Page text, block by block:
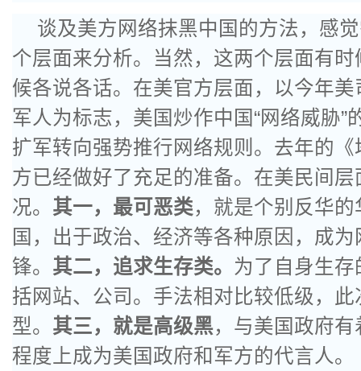
谈及美方网络抹黑中国的方法，感
个层面来分析。当然，这两个层面有
候各说各话。在美官方层面，以今年美
军人为标志，美国炒作中国“网络威胁”
扩军转向强势推行网络规则。去年的
方已经做好了充足的准备。在美民间
况。 其一，最可恶类，就是个别反华
国，出于政治、经济等各种原因，成
锋。 其二，追求生存类。 为了自身生
括网站、公司。手法相对比较低级，
型。 其三，就是高级黑，与美国政府
程度上成为美国政府和军方的代言人。